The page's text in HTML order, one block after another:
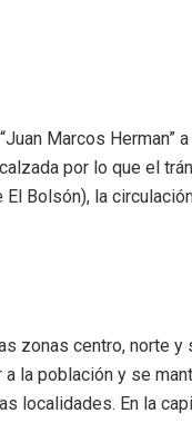
Marcos Herman”
por lo que el
Bolsón), la
zonas centro, norte y
la población y se
localidades. En la